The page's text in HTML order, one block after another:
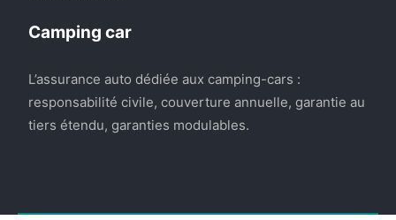
Camping car
L’assurance auto dédiée aux camping-cars :
responsabilité civile, couverture annuelle, garantie au
tiers étendu, garanties modulables.